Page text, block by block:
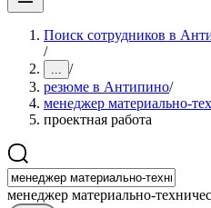
Поиск сотрудников в
/
... /
резюме в Антипино/
менеджер материально-
проектная работа
менеджер материально-